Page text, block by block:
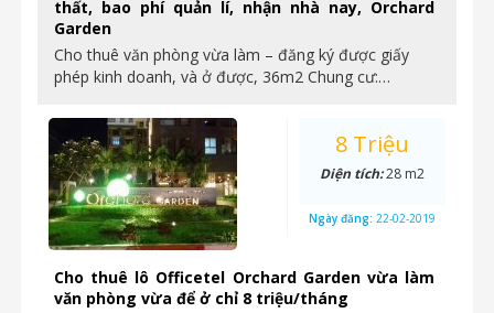
thất, bao phí quản lí, nhận nhà nay, Orchard
Garden
Cho thuê văn phòng vừa làm – đăng ký được giấy
phép kinh doanh, và ở được, 36m2 Chung cư:…
Cho thuê lô Officetel Orchard Garden vừa làm
văn phòng vừa để ở chỉ 8 triệu/tháng
8 Triệu
Diện tích:28 m2
Ngày đăng: 22-02-2019